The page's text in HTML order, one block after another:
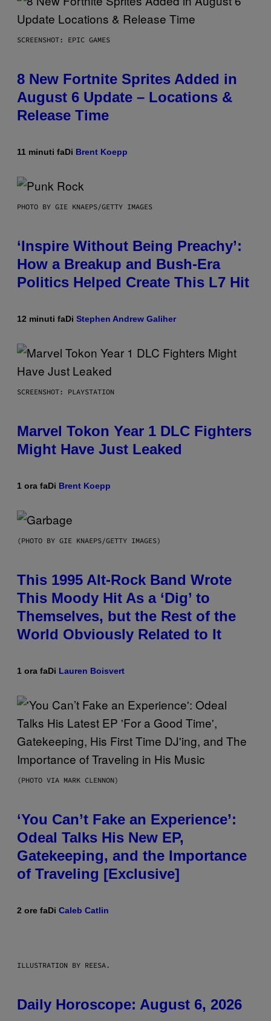
SCREENSHOT: EPIC GAMES
8 New Fortnite Sprites Added in
August 6 Update – Locations &
Release Time
11 minuti faDi Brent Koepp
PHOTO BY GIE KNAEPS/GETTY IMAGES
‘Inspire Without Being Preachy’:
How a Breakup and Bush-Era
Politics Helped Create This L7 Hit
12 minuti faDi Stephen Andrew Galiher
SCREENSHOT: PLAYSTATION
Marvel Tokon Year 1 DLC Fighters
Might Have Just Leaked
1 ora faDi Brent Koepp
(PHOTO BY GIE KNAEPS/GETTY IMAGES)
This 1995 Alt-Rock Band Wrote
This Moody Hit As a ‘Dig’ to
Themselves, but the Rest of the
World Obviously Related to It
1 ora faDi Lauren Boisvert
(PHOTO VIA MARK CLENNON)
‘You Can’t Fake an Experience’:
Odeal Talks His New EP,
Gatekeeping, and the Importance
of Traveling [Exclusive]
2 ore faDi Caleb Catlin
ILLUSTRATION BY REESA.
Daily Horoscope: August 6, 2026